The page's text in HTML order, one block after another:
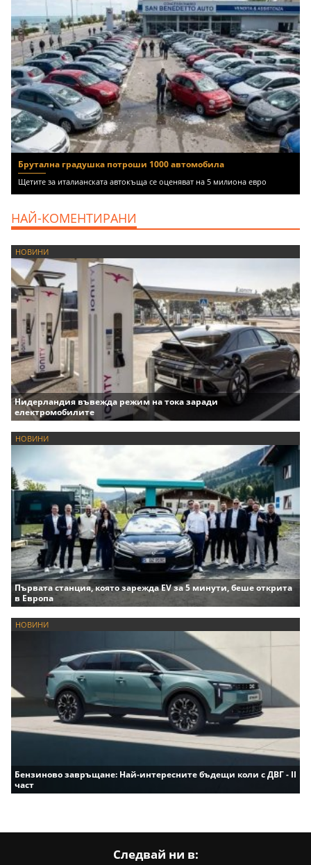
Брутална градушка потроши 1000 автомобила
Щетите за италианската автокъща се оценяват на 5 милиона евро
НАЙ-КОМЕНТИРАНИ
НОВИНИ
Нидерландия въвежда режим на тока заради
електромобилите
НОВИНИ
Първата станция, която зарежда EV за 5 минути, беше открита
в Европа
НОВИНИ
Бензиново завръщане: Най-интересните бъдещи коли с ДВГ - II
част
Следвай ни в: